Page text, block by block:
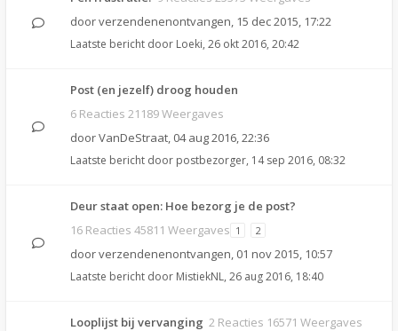
doorverzendenenontvangen, 15 dec 2015, 17:22
Laatste bericht door Loeki, 26 okt 2016, 20:42
Post (en jezelf) droog houden
6 Reacties 21189 Weergaves
doorVanDeStraat, 04 aug 2016, 22:36
Laatste bericht door postbezorger, 14 sep 2016, 08:32
Deur staat open: Hoe bezorg je de post?
16 Reacties 45811 Weergaves 1 2
doorverzendenenontvangen, 01 nov 2015, 10:57
Laatste bericht door MistiekNL, 26 aug 2016, 18:40
Looplijst bij vervanging 2 Reacties 16571 Weergaves